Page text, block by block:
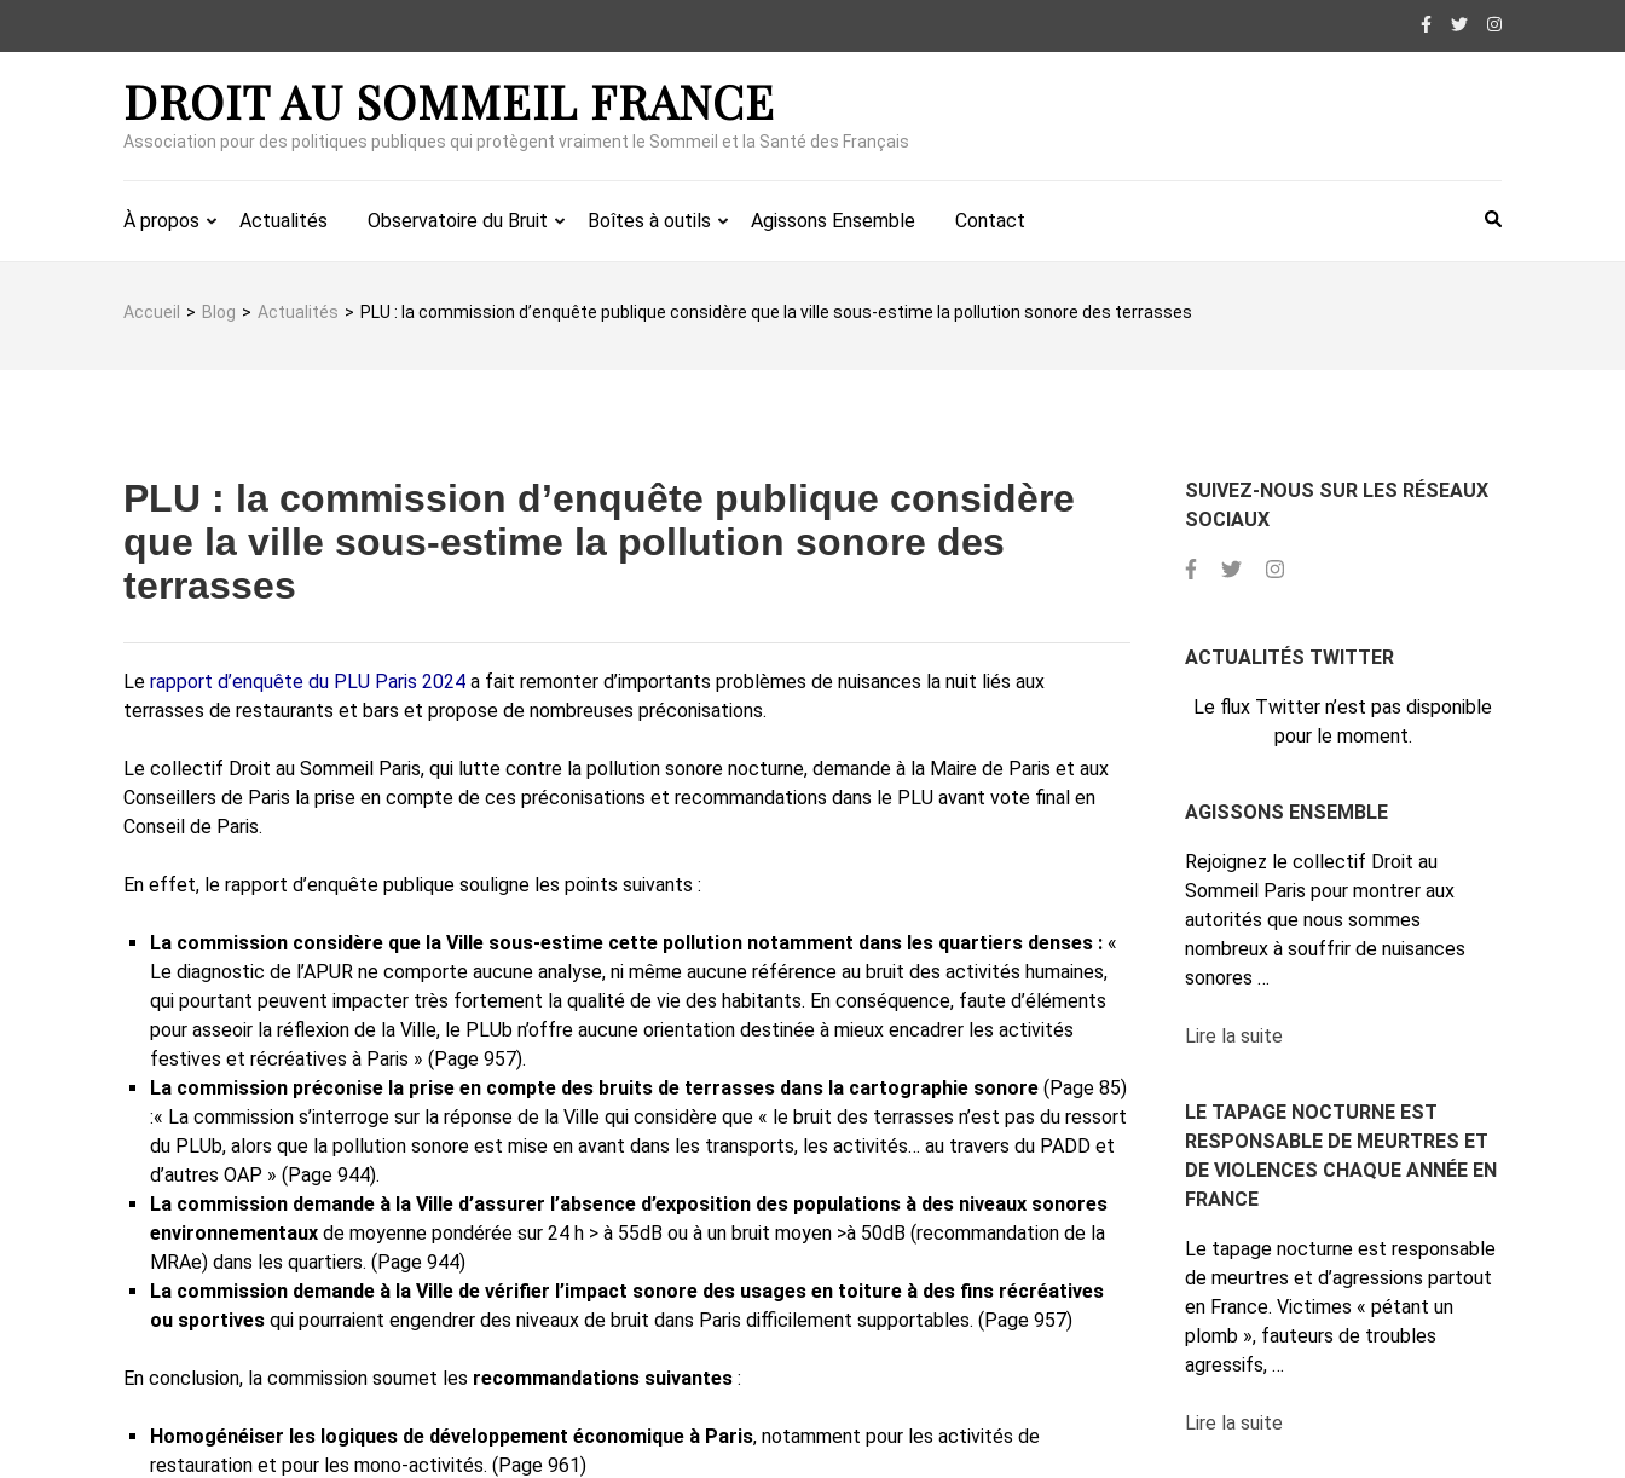
DROIT AU SOMMEIL FRANCE
Association pour des politiques publiques qui protègent vraiment le Sommeil et la Santé des Français
À propos Actualités Observatoire du Bruit Boîtes à outils Agissons Ensemble Contact
Accueil > Blog > Actualités > PLU : la commission d’enquête publique considère que la ville sous-estime la pollution sonore des terrasses
PLU : la commission d’enquête publique considère
que la ville sous-estime la pollution sonore des
terrasses
Le rapport d’enquête du PLU Paris 2024 a fait remonter d’importants problèmes de nuisances la nuit liés aux
terrasses de restaurants et bars et propose de nombreuses préconisations.
Le collectif Droit au Sommeil Paris, qui lutte contre la pollution sonore nocturne, demande à la Maire de Paris et aux
Conseillers de Paris la prise en compte de ces préconisations et recommandations dans le PLU avant vote final en
Conseil de Paris.
En effet, le rapport d’enquête publique souligne les points suivants :
La commission considère que la Ville sous-estime cette pollution notamment dans les quartiers denses : «
Le diagnostic de l’APUR ne comporte aucune analyse, ni même aucune référence au bruit des activités humaines,
qui pourtant peuvent impacter très fortement la qualité de vie des habitants. En conséquence, faute d’éléments
pour asseoir la réflexion de la Ville, le PLUb n’offre aucune orientation destinée à mieux encadrer les activités
festives et récréatives à Paris » (Page 957).
La commission préconise la prise en compte des bruits de terrasses dans la cartographie sonore (Page 85)
:« La commission s’interroge sur la réponse de la Ville qui considère que « le bruit des terrasses n’est pas du ressort
du PLUb, alors que la pollution sonore est mise en avant dans les transports, les activités… au travers du PADD et
d’autres OAP » (Page 944).
La commission demande à la Ville d’assurer l’absence d’exposition des populations à des niveaux sonores
environnementaux de moyenne pondérée sur 24 h > à 55dB ou à un bruit moyen >à 50dB (recommandation de la
MRAe) dans les quartiers. (Page 944)
La commission demande à la Ville de vérifier l’impact sonore des usages en toiture à des fins récréatives
ou sportives qui pourraient engendrer des niveaux de bruit dans Paris difficilement supportables. (Page 957)
En conclusion, la commission soumet les recommandations suivantes :
Homogénéiser les logiques de développement économique à Paris, notamment pour les activités de
restauration et pour les mono-activités. (Page 961)
SUIVEZ-NOUS SUR LES RÉSEAUX
SOCIAUX
ACTUALITÉS TWITTER
Le flux Twitter n’est pas disponible
pour le moment.
AGISSONS ENSEMBLE
Rejoignez le collectif Droit au
Sommeil Paris pour montrer aux
autorités que nous sommes
nombreux à souffrir de nuisances
sonores …
Lire la suite
LE TAPAGE NOCTURNE EST
RESPONSABLE DE MEURTRES ET
DE VIOLENCES CHAQUE ANNÉE EN
FRANCE
Le tapage nocturne est responsable
de meurtres et d’agressions partout
en France. Victimes « pétant un
plomb », fauteurs de troubles
agressifs, …
Lire la suite